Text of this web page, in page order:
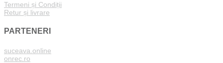
Termeni și Condiții
Retur și livrare
PARTENERI
suceava.online
onrec.ro